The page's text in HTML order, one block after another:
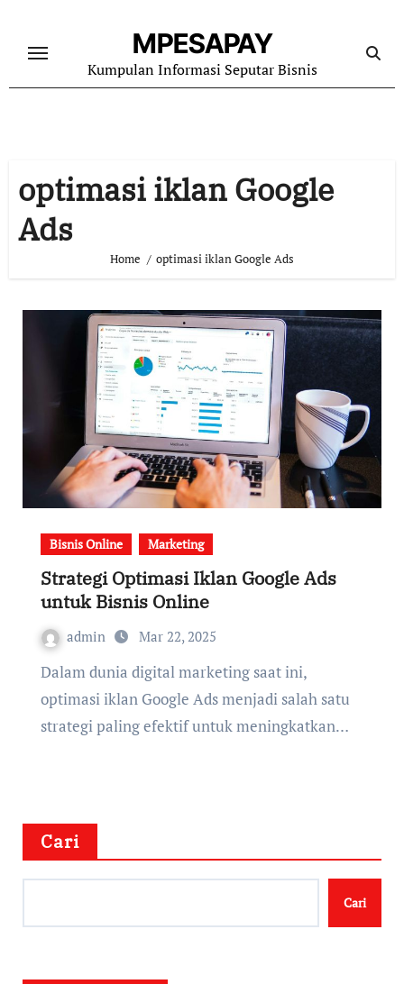
content
MPESAPAY
Kumpulan Informasi Seputar Bisnis
optimasi iklan Google
Ads
Home optimasi iklan Google Ads
Bisnis Online Marketing
Strategi Optimasi Iklan Google Ads
untuk Bisnis Online
admin Mar 22, 2025
Dalam dunia digital marketing saat ini,
optimasi iklan Google Ads menjadi salah satu
strategi paling efektif untuk meningkatkan…
Cari
Cari